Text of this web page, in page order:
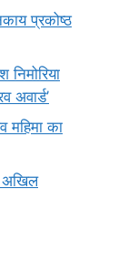
प्रकोष्ठ
अवार्ड’
महिमा का
अखिल